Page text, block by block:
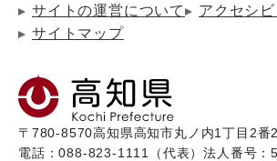
サイトの運営について
アクセシ
サイトマップ
〒780-8570高知県高知市丸ノ内1丁目2番
電話：088-823-1111（代表）法人番号：